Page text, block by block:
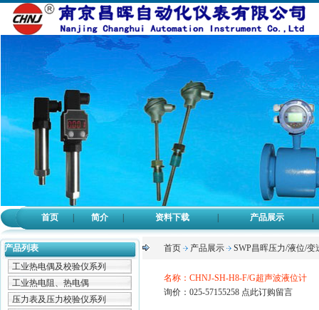
首页 简介 资料下载 产品展示
产品列表
工业热电偶及校验仪系列
工业热电阻、热电偶
压力表及压力校验仪系列
首页 产品展示 SWP昌晖压力/液位/变
名称：CHNJ-SH-H8-F/G超声波液位计
询价：025-57155258 点此订购留言